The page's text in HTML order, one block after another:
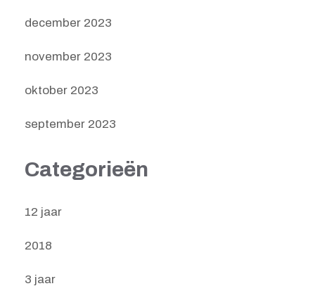
december 2023
november 2023
oktober 2023
september 2023
Categorieën
12 jaar
2018
3 jaar